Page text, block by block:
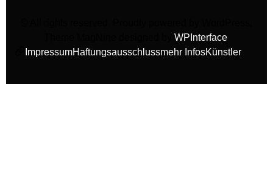
WPInterface.
facebook
ImpressumHaftungsausschlussmehr InfosKünstler